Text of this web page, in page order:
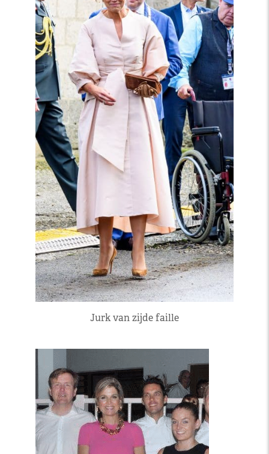
Jurk van zijde faille